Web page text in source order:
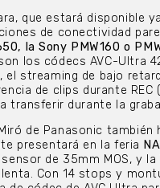
que estará disponible
de conectividad
la Sony PMW160 o
los códecs AVC-Ultra
el streaming de bajo
de clips durante
transferir durante la
de Panasonic también
presentará en la feria
de 35mm MOS, y la
Con 14 stops y